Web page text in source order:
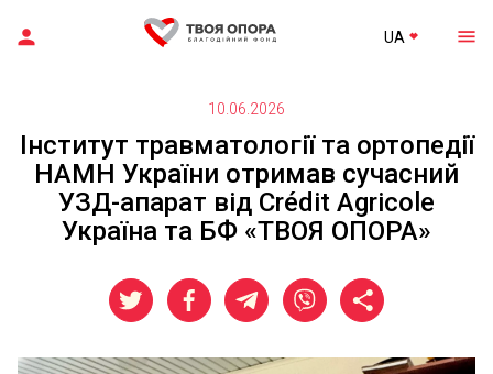
UA
10.06.2026
Інститут травматології та ортопедії
НАМН України отримав сучасний
УЗД-апарат від Crédit Agricole
Україна та БФ «ТВОЯ ОПОРА»